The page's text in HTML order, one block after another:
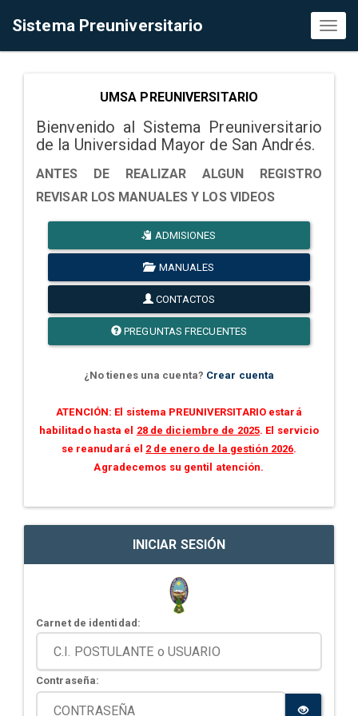
Sistema Preuniversitario
UMSA PREUNIVERSITARIO
Bienvenido al Sistema Preuniversitario
de la Universidad Mayor de San Andrés.
ANTES DE REALIZAR ALGUN REGISTRO
REVISAR LOS MANUALES Y LOS VIDEOS
ADMISIONES
MANUALES
CONTACTOS
PREGUNTAS FRECUENTES
¿No tienes una cuenta? Crear cuenta
ATENCIÓN: El sistema PREUNIVERSITARIO estará
habilitado hasta el 28 de diciembre de 2025. El servicio
se reanudará el 2 de enero de la gestión 2026.
Agradecemos su gentil atención.
INICIAR SESIÓN
Carnet de identidad:
Contraseña: